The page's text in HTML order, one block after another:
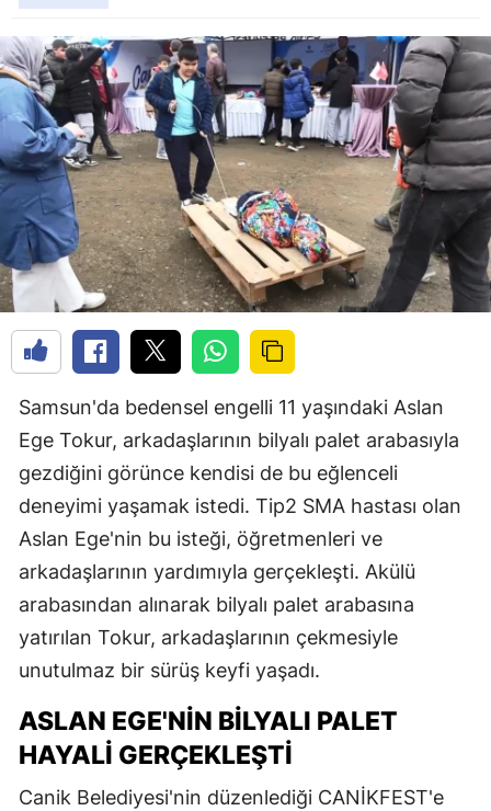
Samsun'da bedensel engelli 11 yaşındaki Aslan
Ege Tokur, arkadaşlarının bilyalı palet arabasıyla
gezdiğini görünce kendisi de bu eğlenceli
deneyimi yaşamak istedi. Tip2 SMA hastası olan
Aslan Ege'nin bu isteği, öğretmenleri ve
arkadaşlarının yardımıyla gerçekleşti. Akülü
arabasından alınarak bilyalı palet arabasına
yatırılan Tokur, arkadaşlarının çekmesiyle
unutulmaz bir sürüş keyfi yaşadı.
ASLAN EGE'NIN BILYALI PALET
HAYALI GERÇEKLEŞTI
Canik Belediyesi'nin düzenlediği CANİKFEST'e